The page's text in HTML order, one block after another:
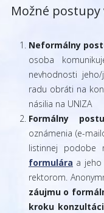
Možné
Neformálny
osoba
nevhodnosti
radu obráti na
násilia na UNIZA
Formálny
oznámenia (e-
listinnej podobe
formulára a jeho
rektorom.
záujmu o
kroku